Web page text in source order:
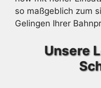
so maßgeblich zum
Gelingen Ihrer
Unsere